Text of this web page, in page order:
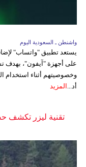
واشنطن ـ السعودية اليوم
يستعد تطبيق "واتساب"
على أجهزة "آيفون"، بهدف
وخصوصيتهم أثناء استخدام
أد... المزيد
تقنية ليزر تكشف